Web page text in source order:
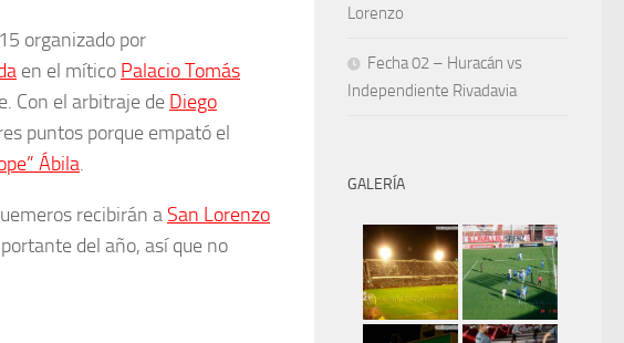
organizado por
en el mítico Palacio Tomás
Con el arbitraje de Diego
puntos porque empató el
Ábila.
recibirán a San Lorenzo
del año, así que no
Lorenzo
Fecha 02 – Huracán vs
Independiente Rivadavia
GALERÍA